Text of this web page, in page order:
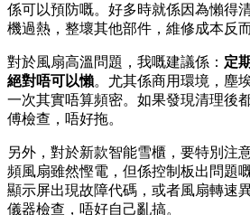
係可以預防嘅。好多時就係因為懶得
機過熱，整壞其他部件，維修成本反而
對於風扇高溫問題，我嘅建議係： 定
絕對唔可以懶。尤其係商用環境，塵
一次其實唔算頻密。如果發現清理後
傅檢查，唔好拖。
另外，對於新款智能雪櫃，要特別注
頻風扇雖然慳電，但係控制板出問題
顯示屏出現故障代碼，或者風扇轉速
儀器檢查，唔好自己亂搞。